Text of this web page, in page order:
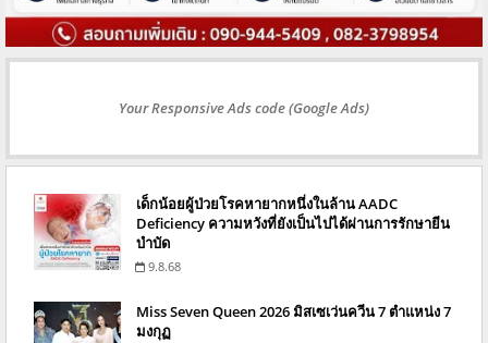
Your Responsive Ads code (Google Ads)
เด็กน้อยผู้ป่วยโรคหายากหนึ่งในล้าน AADC
Deficiency ความหวังที่ยังเป็นไปได้ผ่านการรักษายีน
บำบัด
9.8.68
Miss Seven Queen 2026 มิสเซเว่นควีน 7 ตำแหน่ง 7
มงกุฏ